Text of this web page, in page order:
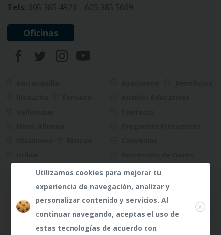
Tels: 605 385 4923 – 605 385 5669
Oficinas
Riesgos
¿Dudas?Any te
¿Dudas?Any te
Utilizamos cookies para mejorar tu
experiencia de navegación, analizar y
personalizar contenido y servicios. Al
continuar navegando, aceptas el uso de
estas tecnologías de acuerdo con
Close